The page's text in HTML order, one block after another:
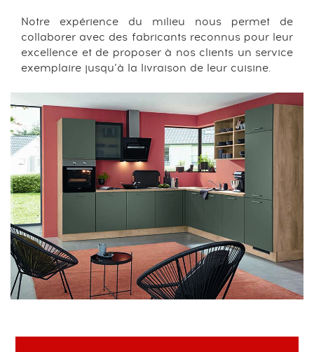
Notre expérience du milieu nous permet de
collaborer avec des fabricants reconnus pour leur
excellence et de proposer à nos clients un service
exemplaire jusqu’à la livraison de leur cuisine.